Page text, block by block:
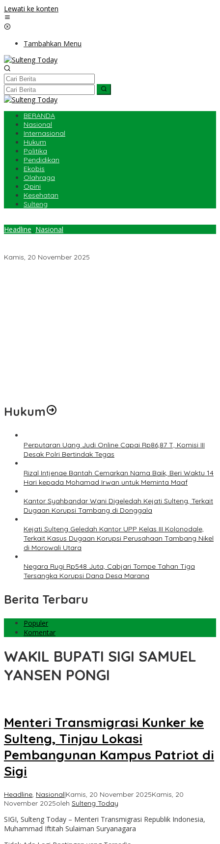
Lewati ke konten
Tambahkan Menu
BERANDA
Nasional
Internasional
Hukum
Politika
Pendidikan
Ekobis
Olahraga
Opini
Kesehatan
Sulteng
Headline, Nasional
Kamis, 20 November 2025
Hukum
Perputaran Uang Judi Online Capai Rp86,87 T, Komisi III
Desak Polri Bertindak Tegas
Rizal Intjenae Bantah Cemarkan Nama Baik, Beri Waktu 14
Hari kepada Mohamad Irwan untuk Meminta Maaf
Kantor Syahbandar Wani Digeledah Kejati Sulteng, Terkait
Dugaan Korupsi Tambang di Donggala
Kejati Sulteng Geledah Kantor UPP Kelas III Kolonodale,
Terkait Kasus Dugaan Korupsi Perusahaan Tambang Nikel
di Morowali Utara
Negara Rugi Rp548 Juta, Cabjari Tompe Tahan Tiga
Tersangka Korupsi Dana Desa Marana
Berita Terbaru
Populer
Komentar
WAKIL BUPATI SIGI SAMUEL
YANSEN PONGI
Menteri Transmigrasi Kunker ke
Sulteng, Tinjau Lokasi
Pembangunan Kampus Patriot di
Sigi
Headline, Nasional|Kamis, 20 November 2025Kamis, 20
November 2025oleh Sulteng Today
SIGI, Sulteng Today – Menteri Transmigrasi Republik Indonesia,
Muhammad Iftitah Sulaiman Suryanagara